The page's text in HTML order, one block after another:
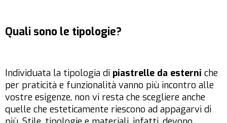
Quali sono le tipologie?
Individuata la tipologia di piastrelle da esterni che
per praticità e funzionalità vanno più incontro alle
vostre esigenze, non vi resta che scegliere anche
quelle che esteticamente riescono ad appagarvi di